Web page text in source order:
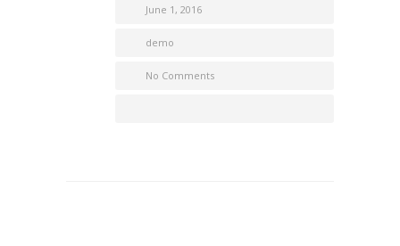
June 1, 2016
demo
No Comments